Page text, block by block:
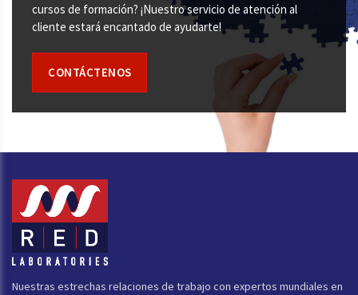
cursos de formación? ¡Nuestro servicio de atención al
cliente estará encantado de ayudarte!
CONTÁCTENOS
Nuestras estrechas relaciones de trabajo con expertos mundiales en